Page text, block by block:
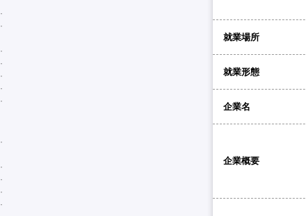
就業場所
就業形態
企業名
企業概要